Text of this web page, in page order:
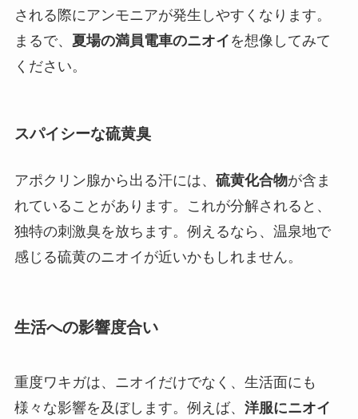
される際にアンモニアが発生しやすくなります。
まるで、 夏場の満員電車のニオイ を想像してみて
ください。
スパイシーな硫黄臭
アポクリン腺から出る汗には、 硫黄化合物が含ま
れていることがあります。これが分解されると、
独特の刺激臭を放ちます。例えるなら、温泉地で
感じる硫黄のニオイが近いかもしれません。
生活への影響度合い
重度ワキガは、ニオイだけでなく、生活面にも
様々な影響を及ぼします。例えば、 洋服にニオイ